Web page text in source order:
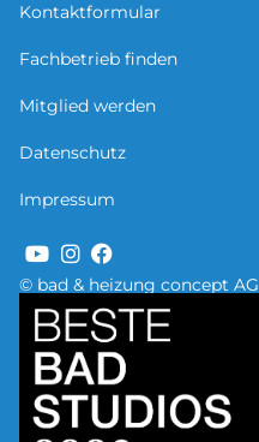
© bad & heizung concept AG
Kontaktformular
Fachbetrieb finden
Mitglied werden
Datenschutz
Impressum